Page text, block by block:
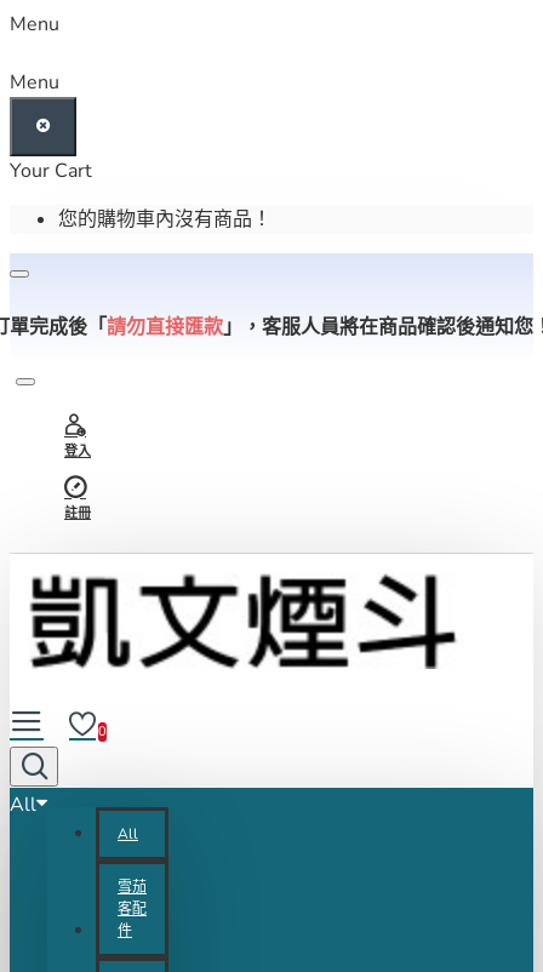
Menu
Menu
Your Cart
您的購物車內沒有商品！
單完成後「請勿直接匯款 」， 客服人員將在商品確認後通知您
登入
註冊
0
All
All
雪茄
客配
件